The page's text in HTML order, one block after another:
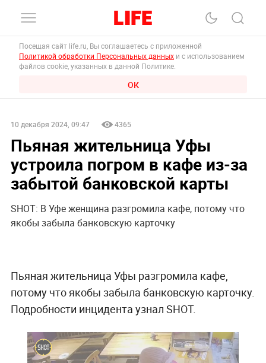
Посещая сайт life.ru, Вы соглашаетесь с приложенной
Политикой обработки Персональных данных и с использованием
файлов cookie, указанных в данной Политике.
ОК
10 декабря 2024, 09:47 4365
Пьяная жительница Уфы
устроила погром в кафе из-за
забытой банковской карты
SHOT: В Уфе женщина разгромила кафе, потому что
якобы забыла банковскую карточку
Пьяная жительница Уфы разгромила кафе,
потому что якобы забыла банковскую карточку.
Подробности инцидента узнал SHOT.